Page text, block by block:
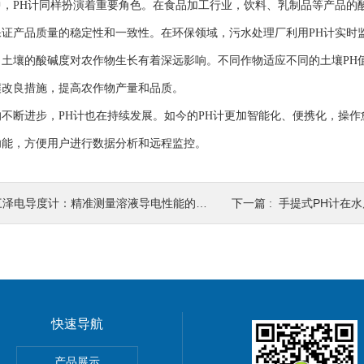
计同样扮演着重要角色。在食品加工行业，饮料、乳制品等产品的
产品质量的稳定性和一致性。在环保领域，污水处理厂利用PH计实
的酸碱度对农作物生长有着深远影响。不同作物适应不同的土壤PH
良措施，提高农作物产量和品质。
进步，PH计也在持续发展。如今的PH计更加智能化、便携化，操作
，方便用户进行数据分析和远程监控。
电导度计：精准测量溶液导电性能的得力助手 下一篇 : 手提式PH计在
快速导航